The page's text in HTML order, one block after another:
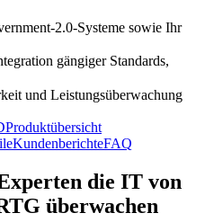
2.0-Systeme sowie Ihr
gängiger Standards,
und Leistungsüberwachung
Produktübersicht
KundenberichteFAQ
die IT von
überwachen